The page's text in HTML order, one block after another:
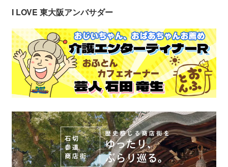
I LOVE 東大阪アンバサダー